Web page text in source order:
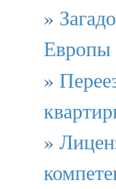
»
Европы
»
»